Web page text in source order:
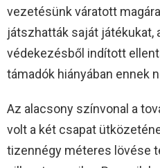
vezetésünk váratott
játszhatták saját játékukat,
védekezésből indított
támadók hiányában ennek
Az alacsony színvonal a
volt a két csapat
tizennégy méteres lövése